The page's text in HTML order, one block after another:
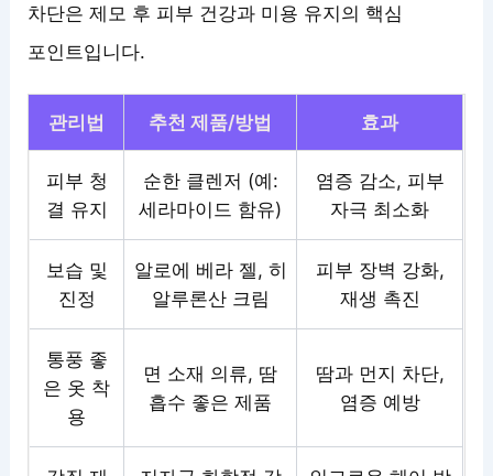
차단은 제모 후 피부 건강과 미용 유지의 핵심
포인트입니다.
관리법 추천 제품/방법 효과
피부 청
결 유지
순한 클렌저 (예:
세라마이드 함유)
염증 감소, 피부
자극 최소화
보습 및
진정
알로에 베라 젤, 히
알루론산 크림
피부 장벽 강화,
재생 촉진
통풍 좋
은 옷 착
용
면 소재 의류, 땀
흡수 좋은 제품
땀과 먼지 차단,
염증 예방